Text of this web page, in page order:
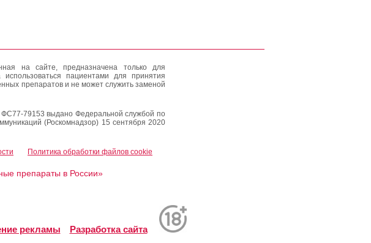
на сайте, предназначена только для
пациентами для принятия
препаратов и не может служить заменой
79153 выдано Федеральной службой по
(Роскомнадзор) 15 сентября 2020
Политика обработки файлов cookie
препараты в России»
рекламы Разработка сайта